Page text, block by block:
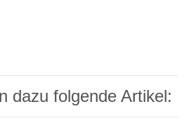
dazu folgende Artikel: